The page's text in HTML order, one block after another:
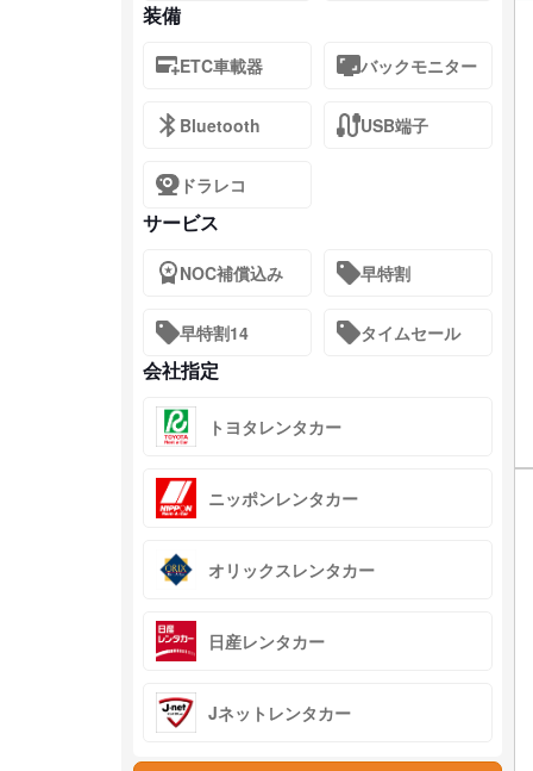
装備
ETC車載器 バックモニター
Bluetooth USB端子
ドラレコ
サービス
NOC補償込み 早特割
早特割14 タイムセール
会社指定
トヨタレンタカー
ニッポンレンタカー
オリックスレンタカー
日産レンタカー
Jネットレンタカー